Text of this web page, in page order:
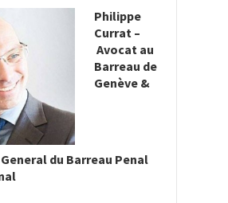
Philippe
Currat –
Avocat au
Barreau de
Genève &
du Barreau Penal